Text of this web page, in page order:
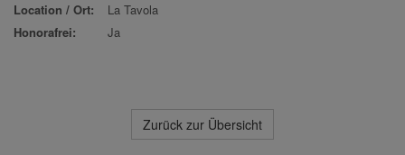
Location / Ort:
La Tavola
Honorafrei:
Ja
Zurück zur Übersicht